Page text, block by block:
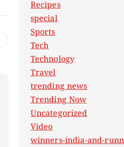
Recipes
special
Sports
Tech
Technology
Travel
trending news
Trending Now
Uncategorized
Video
winners-india-and-